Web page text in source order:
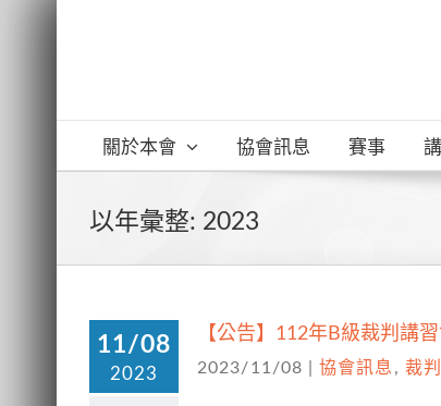
關於本會 協會訊息 賽事
以年彙整: 2023
11/08
2023
【公告】112年B級裁判講
2023/11/08 協會訊息 , 裁